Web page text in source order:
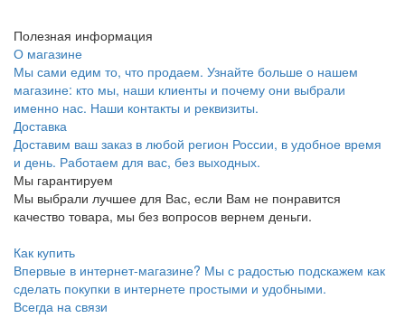
Полезная информация
О магазине
Мы сами едим то, что продаем. Узнайте больше о нашем
магазине: кто мы, наши клиенты и почему они выбрали
именно нас. Наши контакты и реквизиты.
Доставка
Доставим ваш заказ в любой регион России, в удобное время
и день. Работаем для вас, без выходных.
Мы гарантируем
Мы выбрали лучшее для Вас, если Вам не понравится
качество товара, мы без вопросов вернем деньги.
Как купить
Впервые в интернет-магазине? Мы с радостью подскажем как
сделать покупки в интернете простыми и удобными.
Всегда на связи